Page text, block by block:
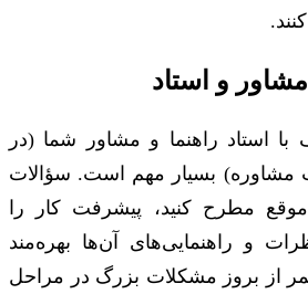
و استاد
استاد راهنما و مشاور شما (در
بسیار مهم است. سؤالات
مطرح کنید، پیشرفت کار را
و راهنمایی‌های آن‌ها بهره‌مند
از بروز مشکلات بزرگ در مراحل